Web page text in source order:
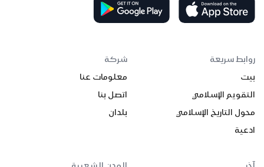
روابط سريعة
بيت
التقويم الإسلامي
محول التاريخ الإسلامي
ادعية
شركة
معلومات عنا
اتصل بنا
بلدان